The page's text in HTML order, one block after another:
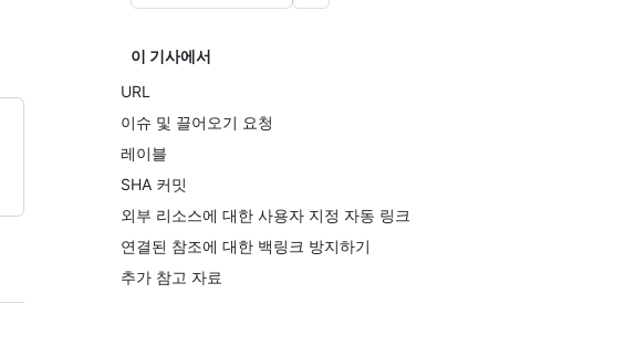
이 기사에서
URL
이슈 및 끌어오기 요청
레이블
SHA 커밋
외부 리소스에 대한 사용자 지정 자동 링크
연결된 참조에 대한 백링크 방지하기
추가 참고 자료